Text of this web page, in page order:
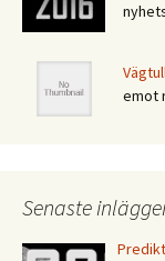
emot
Senaste